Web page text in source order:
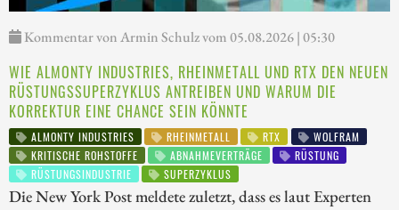
Kommentar von Armin Schulz vom 05.08.2026 | 05:30
WIE ALMONTY INDUSTRIES, RHEINMETALL UND RTX DEN NEUEN
RÜSTUNGSSUPERZYKLUS ANTREIBEN UND WARUM DIE
KORREKTUR EINE CHANCE SEIN KÖNNTE
ALMONTY INDUSTRIES RHEINMETALL RTX
WOLFRAM
KRITISCHE ROHSTOFFE
ABNAHMEVERTRÄGE
RÜSTUNG
RÜSTUNGSINDUSTRIE
SUPERZYKLUS
Die New York Post meldete zuletzt, dass es laut Experten